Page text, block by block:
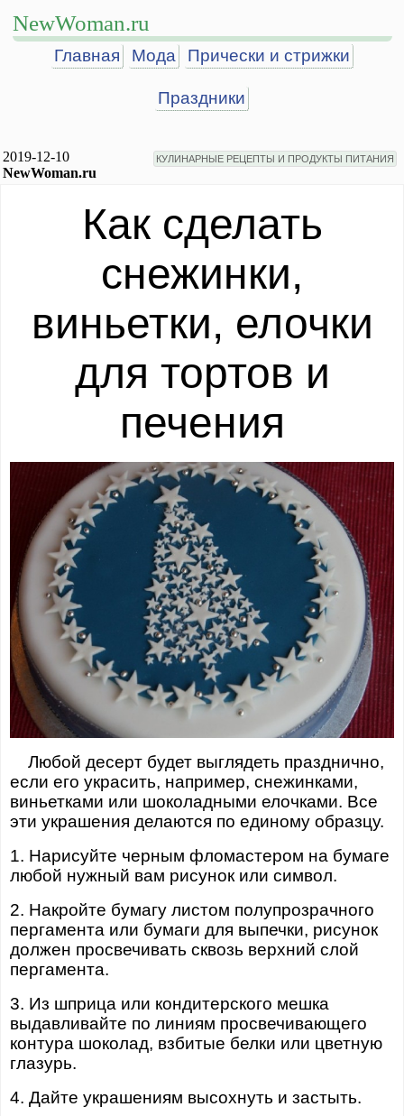
NewWoman.ru
Главная Мода Прически и стрижки
Праздники
2019-12-10
NewWoman.ru
КУЛИНАРНЫЕ РЕЦЕПТЫ И ПРОДУКТЫ ПИТАНИЯ
Как сделать
снежинки,
виньетки, елочки
для тортов и
печения
Любой десерт будет выглядеть празднично,
если его украсить, например, снежинками,
виньетками или шоколадными елочками. Все
эти украшения делаются по единому образцу.
1. Нарисуйте черным фломастером на бумаге
любой нужный вам рисунок или символ.
2. Накройте бумагу листом полупрозрачного
пергамента или бумаги для выпечки, рисунок
должен просвечивать сквозь верхний слой
пергамента.
3. Из шприца или кондитерского мешка
выдавливайте по линиям просвечивающего
контура шоколад, взбитые белки или цветную
глазурь.
4. Дайте украшениям высохнуть и застыть.